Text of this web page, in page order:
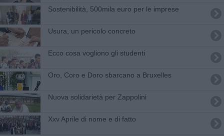
Sostenibilità, 500mila euro per le imprese
Usura, un pericolo concreto
Ecco cosa vogliono gli studenti
Oro, Coro e Doro sbarcano a Bruxelles
Nuova solidarietà per Zappolini
​Xxv Aprile di nome e di fatto